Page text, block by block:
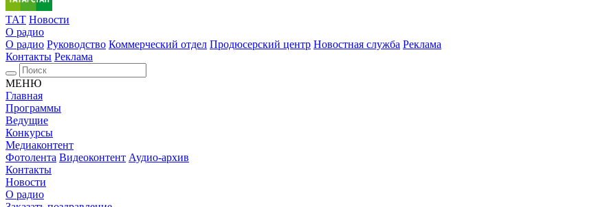
ТАТ Новости
О радио
О радио Руководство Коммерческий отдел Продюсерский центр Новостная служба Реклама
Контакты Реклама
МЕНЮ
Главная
Программы
Ведущие
Конкурсы
Медиаконтент
Фотолента Видеоконтент Аудио-архив
Контакты
Новости
О радио